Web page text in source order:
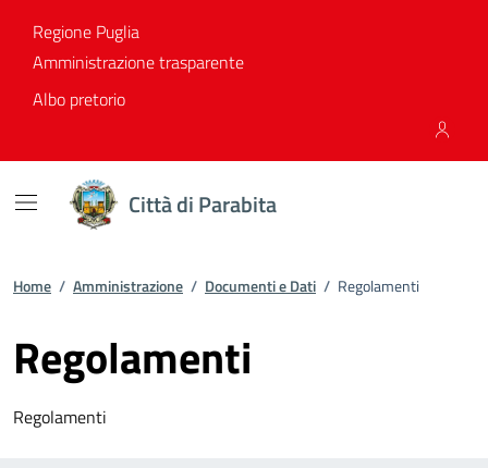
Regione Puglia
Amministrazione trasparente
Albo pretorio
Città di Parabita
Home / Amministrazione / Documenti e Dati / Regolamenti
Regolamenti
Regolamenti